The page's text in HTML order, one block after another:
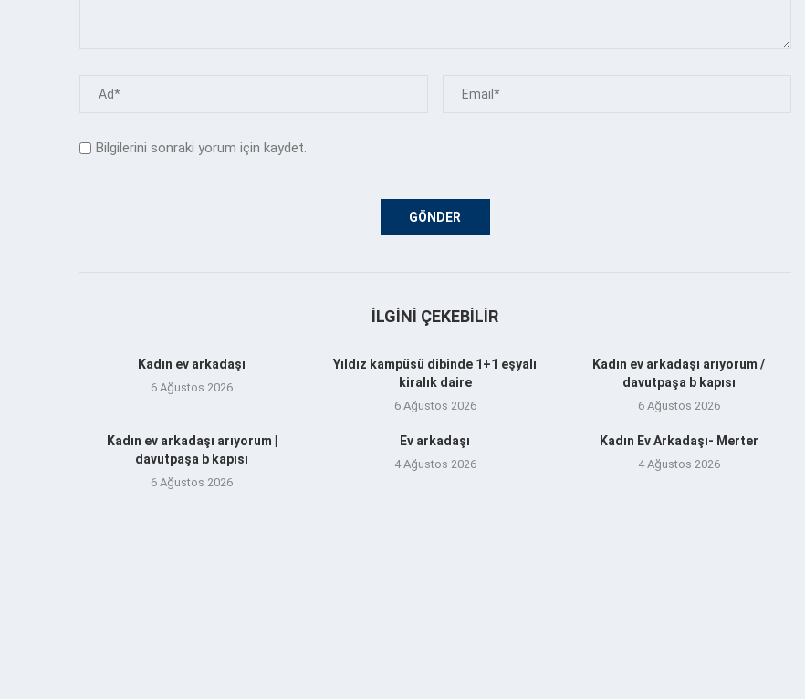
Bilgilerini sonraki yorum için kaydet.
İLGINI ÇEKEBILIR
Kadın ev arkadaşı
6 Ağustos 2026
Yıldız kampüsü dibinde 1+1 eşyalı
kiralık daire
6 Ağustos 2026
Kadın ev arkadaşı arıyorum /
davutpaşa b kapısı
6 Ağustos 2026
Kadın ev arkadaşı arıyorum |
davutpaşa b kapısı
6 Ağustos 2026
Ev arkadaşı
4 Ağustos 2026
Kadın Ev Arkadaşı- Merter
4 Ağustos 2026